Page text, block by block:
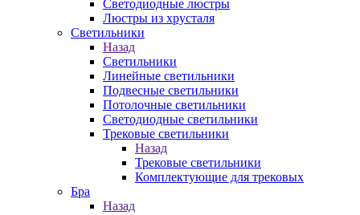
Cветодиодные люстры
Люстры из хрусталя
Светильники
Назад
Светильники
Линейные светильники
Подвесные светильники
Потолочные светильники
Светодиодные светильники
Трековые светильники
Назад
Трековые светильники
Комплектующие для трековых
Бра
Назад